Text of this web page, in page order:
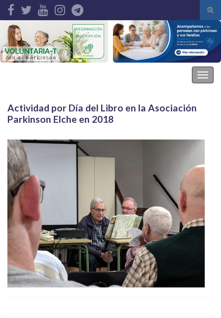
de
Search for:
Actividad por Día del Libro en la Asociación
Parkinson Elche en 2018